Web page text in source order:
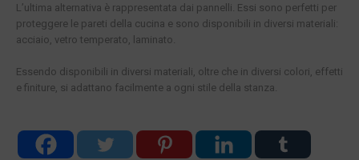
L’ultima alternativa è rappresentata dai pannelli. Essi sono perfetti per
proteggere le pareti della cucina e sono disponibili in diversi materiali:
acciaio, vetro temperato, laminato.
Essendo disponibili in diversi materiali, oltre che in diversi colori, effetti
e finiture, si adattano facilmente a ogni stile della stanza.